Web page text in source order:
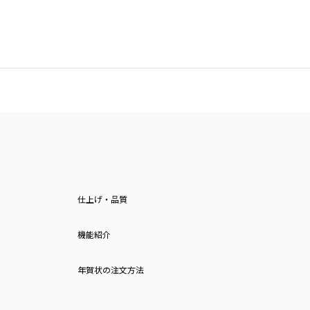
仕上げ・品質
機能紹介
年賀状の注文方法